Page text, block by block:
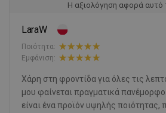
Η αξιολόγηση αφορά αυτό
LaraW
Ποιότητα:
Εμφάνιση:
Χάρη στη φροντίδα για όλες τις
μου φαίνεται πραγματικά
είναι ένα προϊόν υψηλής